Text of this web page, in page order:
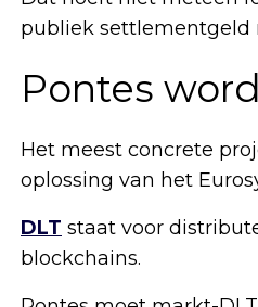
publiek settlementgeld
Pontes
Het meest concrete
oplossing van het
DLT staat voor
blockchains.